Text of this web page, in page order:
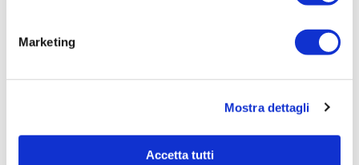
Marketing
Mostra dettagli
Accetta tutti
Importo Liquidato:
Pagina aggiornata il 04/08/2020